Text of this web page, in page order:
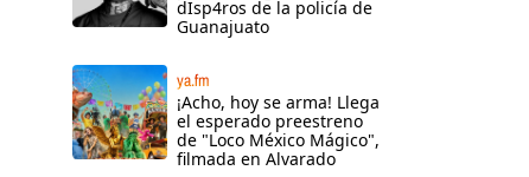
dIsp4ros de la policía de
Guanajuato
ya.fm
¡Acho, hoy se arma! Llega
el esperado preestreno
de "Loco México Mágico",
filmada en Alvarado